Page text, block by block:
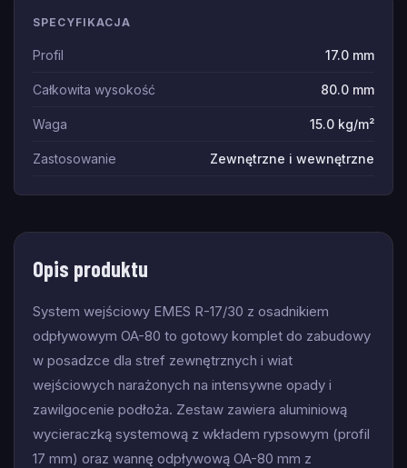
SPECYFIKACJA
Profil 17.0 mm
Całkowita wysokość 80.0 mm
Waga 15.0 kg/m²
Zastosowanie Zewnętrzne i wewnętrzne
Opis produktu
System wejściowy EMES R-17/30 z osadnikiem
odpływowym OA-80 to gotowy komplet do zabudowy
w posadzce dla stref zewnętrznych i wiat
wejściowych narażonych na intensywne opady i
zawilgocenie podłoża. Zestaw zawiera aluminiową
wycieraczką systemową z wkładem rypsowym (profil
17 mm) oraz wannę odpływową OA-80 mm z